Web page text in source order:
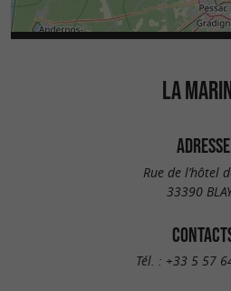
LA
ADRESSE
Rue de l’hôtel
33390
Tél. : +33 5 57